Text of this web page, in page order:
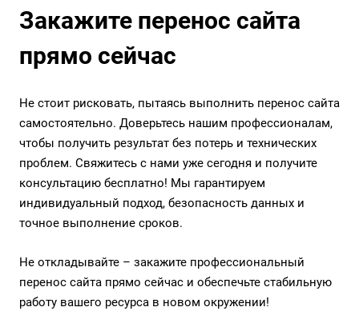
Закажите перенос сайта
прямо сейчас
Не стоит рисковать, пытаясь выполнить перенос сайта
самостоятельно. Доверьтесь нашим профессионалам,
чтобы получить результат без потерь и технических
проблем. Свяжитесь с нами уже сегодня и получите
консультацию бесплатно! Мы гарантируем
индивидуальный подход, безопасность данных и
точное выполнение сроков.
Не откладывайте – закажите профессиональный
перенос сайта прямо сейчас и обеспечьте стабильную
работу вашего ресурса в новом окружении!